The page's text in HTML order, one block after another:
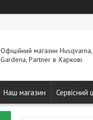
Офіційний магазин
Gardena, Partner в Харкові.
Наш магазин Сервісний